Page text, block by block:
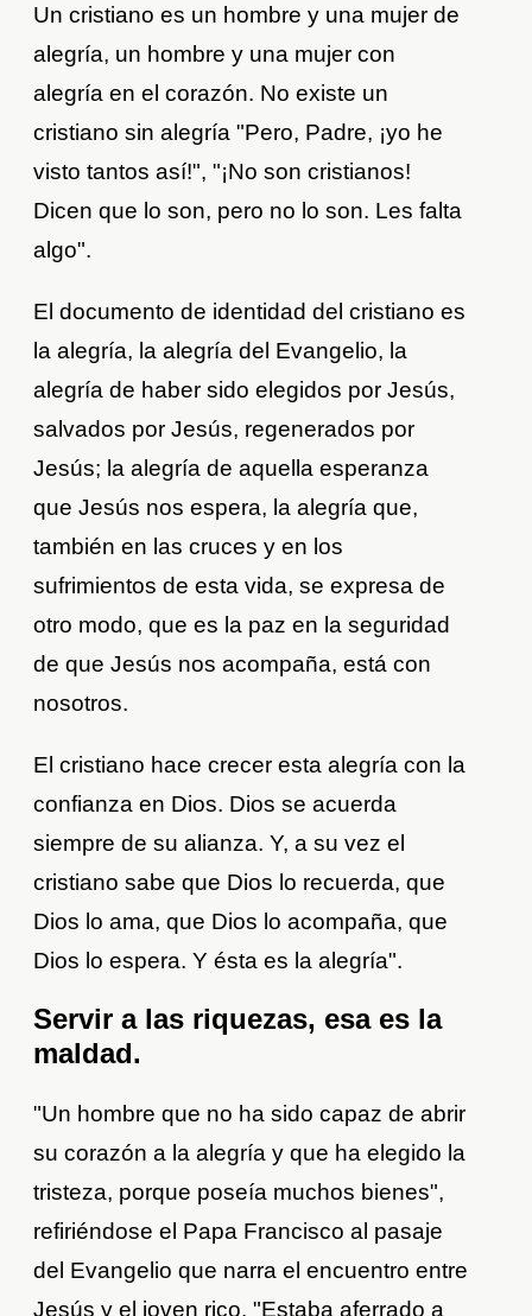
Un cristiano es un hombre y una mujer de
alegría, un hombre y una mujer con
alegría en el corazón. No existe un
cristiano sin alegría "Pero, Padre, ¡yo he
visto tantos así!", "¡No son cristianos!
Dicen que lo son, pero no lo son. Les falta
algo".
El documento de identidad del cristiano es
la alegría, la alegría del Evangelio, la
alegría de haber sido elegidos por Jesús,
salvados por Jesús, regenerados por
Jesús; la alegría de aquella esperanza
que Jesús nos espera, la alegría que,
también en las cruces y en los
sufrimientos de esta vida, se expresa de
otro modo, que es la paz en la seguridad
de que Jesús nos acompaña, está con
nosotros.
El cristiano hace crecer esta alegría con la
confianza en Dios. Dios se acuerda
siempre de su alianza. Y, a su vez el
cristiano sabe que Dios lo recuerda, que
Dios lo ama, que Dios lo acompaña, que
Dios lo espera. Y ésta es la alegría".
Servir a las riquezas, esa es la
maldad.
"Un hombre que no ha sido capaz de abrir
su corazón a la alegría y que ha elegido la
tristeza, porque poseía muchos bienes",
refiriéndose el Papa Francisco al pasaje
del Evangelio que narra el encuentro entre
Jesús y el joven rico. "Estaba aferrado a